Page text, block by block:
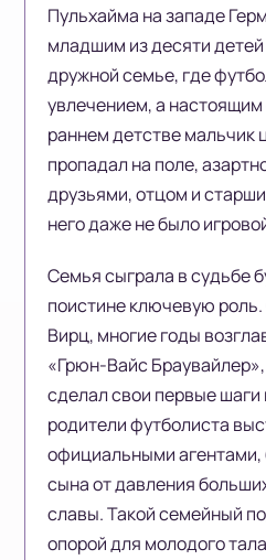
Пульхайма на западе
младшим из десяти
дружной семье, где
увлечением, а
раннем детстве мальчик
пропадал на поле,
друзьями, отцом и
него даже не было
Семья сыграла в судьбе
поистине ключевую
Вирц, многие годы
«Грюн-Вайс
сделал свои первые шаги
родители футболиста
официальными агентами,
сына от давления
славы. Такой семейный
опорой для молодого